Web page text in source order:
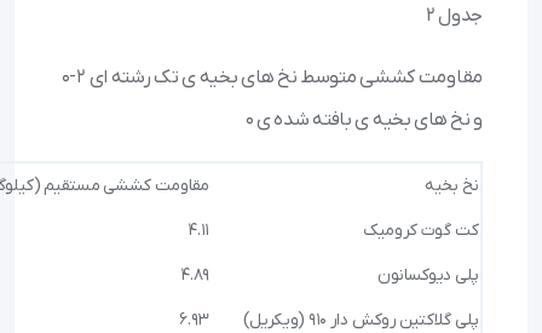
جدول ۲
مقاومت کششی متوسط نخ های بخیه ی تک رشته ای ۲-۰
و نخ های بخیه ی بافته شده ی ۰
نخ بخیه
مقاومت کششی مستقیم
کت گوت کرومیک
4.11
پلی دیوکسانون
4.89
پلی گلاکتین روکش دار ۹۱۰ (ویکریل)
6.93